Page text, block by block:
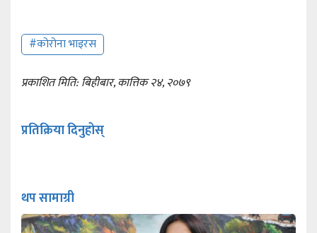
#कोरोना भाइरस
प्रकाशित मिति: बिहीबार, कात्तिक २४, २०७९
प्रतिक्रिया दिनुहोस्
थप सामाग्री